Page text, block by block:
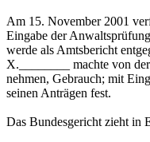
Am 15. November 2001
Eingabe der
werde als Amtsbericht
X.________ machte von
nehmen, Gebrauch; mit
seinen Anträgen fest.
Das Bundesgericht zieht in